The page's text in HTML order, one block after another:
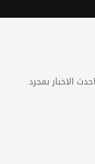
الاخبار بمجرد